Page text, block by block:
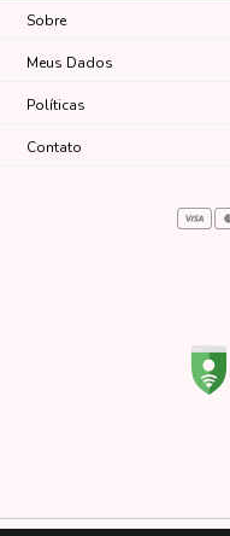
Sobre
Meus Dados
Políticas
Contato